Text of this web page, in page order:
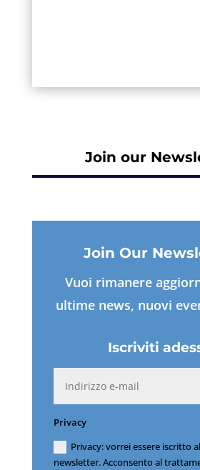
Join our
Join Our
Vuoi rimanere
ultime news, nuovi
Iscriviti
Privacy
Privacy: vorrei essere iscritto
newsletter. Acconsento al